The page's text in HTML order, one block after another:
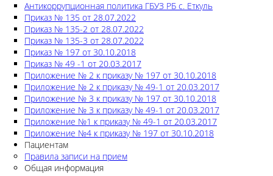
Антикоррупционная политика ГБУЗ РБ с. Еткуль
Приказ № 135 от 28.07.2022
Приказ № 135-2 от 28.07.2022
Приказ № 135-3 от 28.07.2022
Приказ № 197 от 30.10.2018
Приказ № 49 -1 от 20.03.2017
Приложение № 2 к приказу № 197 от 30.10.2018
Приложение № 2 к приказу № 49-1 от 20.03.2017
Приложение № 3 к приказу № 197 от 30.10.2018
Приложение № 3 к приказу № 49-1 от 20.03.2017
Приложение №1 к приказу № 49-1 от 20.03.2017
Приложение №4 к приказу № 197 от 30.10.2018
Пациентам
Правила записи на прием
Общая информация